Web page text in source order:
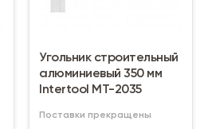
Угольник строительный
алюминиевый 350 мм
Intertool MT-2035
Поставки прекращены